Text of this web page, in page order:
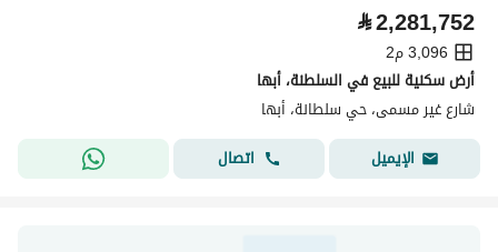
⃁2,281,752
3,096 م2
أرض سكنية للبيع في السلطنة، أبها
شارع غير مسمى، حي سلطانة، أبها
الإيميل
اتصال